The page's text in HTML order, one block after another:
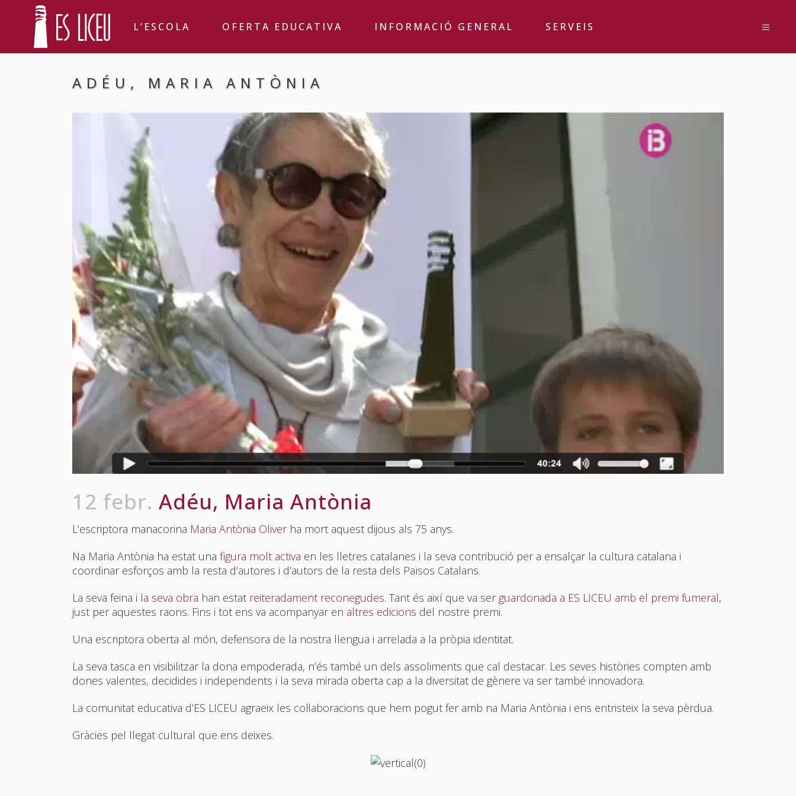
L’ESCOLA OFERTA EDUCATIVA INFORMACIÓ GENERAL SERVEIS
ADÉU, MARIA ANTÒNIA
12 febr. Adéu, Maria Antònia
L’escriptora manacorina Maria Antònia Oliverha mort aquest dijous als 75 anys.
Na Maria Antònia ha estat una figura molt activa en les lletres catalanes i la seva contribució per a ensalçar la cultura catalana i
coordinar esforços amb la resta d’autores i d’autors de la resta dels Països Catalans.
La seva feina i la seva obra han estat reiteradament reconegudes. Tant és així que va ser guardonada a ES LICEU amb el premi fumeral,
just per aquestes raons. Fins i tot ens va acompanyar en altres edicions del nostre premi.
Una escriptora oberta al món, defensora de la nostra llengua i arrelada a la pròpia identitat.
La seva tasca en visibilitzar la dona empoderada, n’és també un dels assoliments que cal destacar. Les seves històries compten amb
dones valentes, decidides i independents i la seva mirada oberta cap a la diversitat de gènere va ser també innovadora.
La comunitat educativa d’ES LICEU agraeix les col·laboracions que hem pogut fer amb na Maria Antònia i ens entristeix la seva pèrdua.
Gràcies pel llegat cultural que ens deixes.